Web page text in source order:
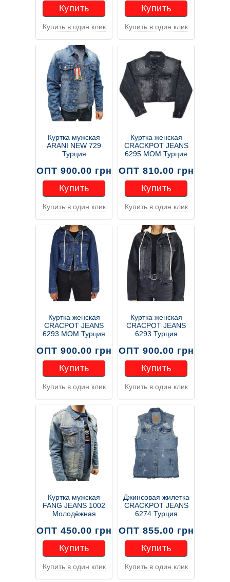
Купить
Купить
Купить в один клик
Купить
Купить
Купить в один клик
Куртка мужская
ARANI NEW 729
Турция
ОПТ 900.00 грн
Купить
Купить
Купить в один клик
Куртка женская
CRACKPOT JEANS
6295 MOM Турция
ОПТ 810.00 грн
Купить
Купить
Купить в один клик
Куртка женская
CRACPOT JEANS
6293 MOM Турция
ОПТ 900.00 грн
Купить
Купить
Купить в один клик
Куртка женская
CRACPOT JEANS
6293 Турция
ОПТ 900.00 грн
Купить
Купить
Купить в один клик
Куртка мужская
FANG JEANS 1002
Молодёжная
ОПТ 450.00 грн
Купить
Купить
Купить в один клик
Джинсовая жилетка
CRACKPOT JEANS
6274 Турция
ОПТ 855.00 грн
Купить
Купить
Купить в один клик